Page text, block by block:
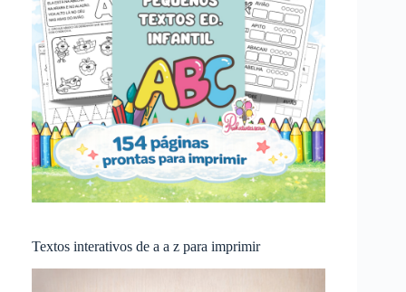
Textos interativos de a a z para imprimir